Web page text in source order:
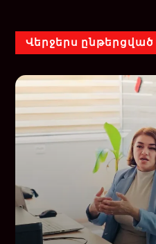
Վերջերս ընթերցված